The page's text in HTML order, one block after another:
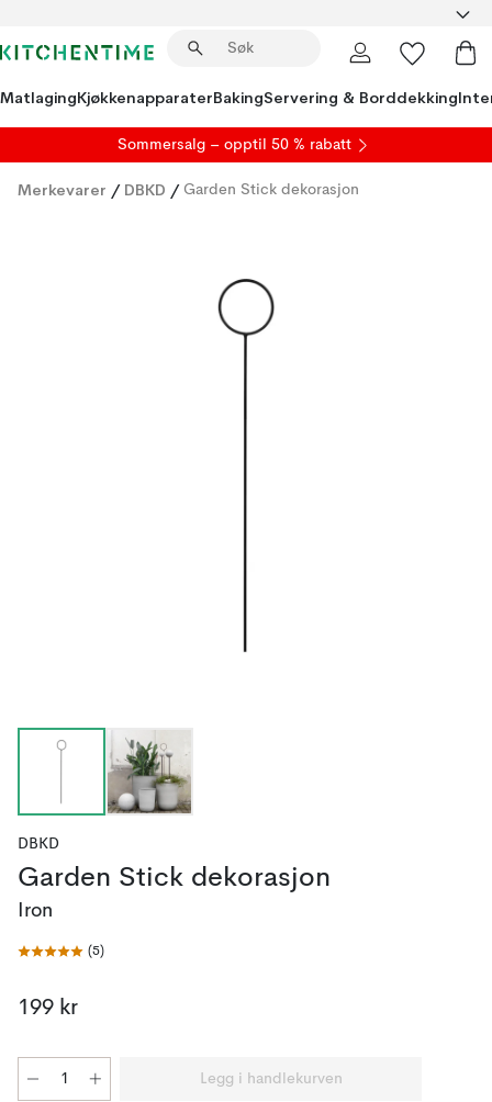
MatlagingKjøkkenapparaterBakingServering & Borddekking
Sommersalg – opptil 50 % rabatt
Merkevarer / DBKD / Garden Stick dekorasjon
DBKD
Garden Stick dekorasjon
Iron
(5)
199 kr
Legg i handlekurven